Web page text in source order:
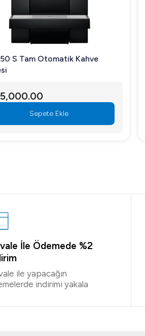
S Tam Otomatik Kahve
Sepete Ekle
İle Ödemede %2
ile yapacağın
indirimi yakala